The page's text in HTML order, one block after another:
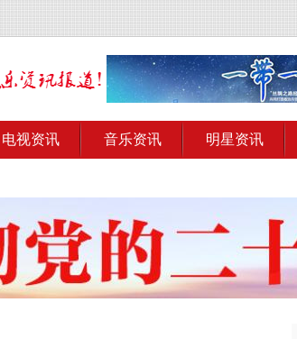
电视资讯 音乐资讯 明星资讯